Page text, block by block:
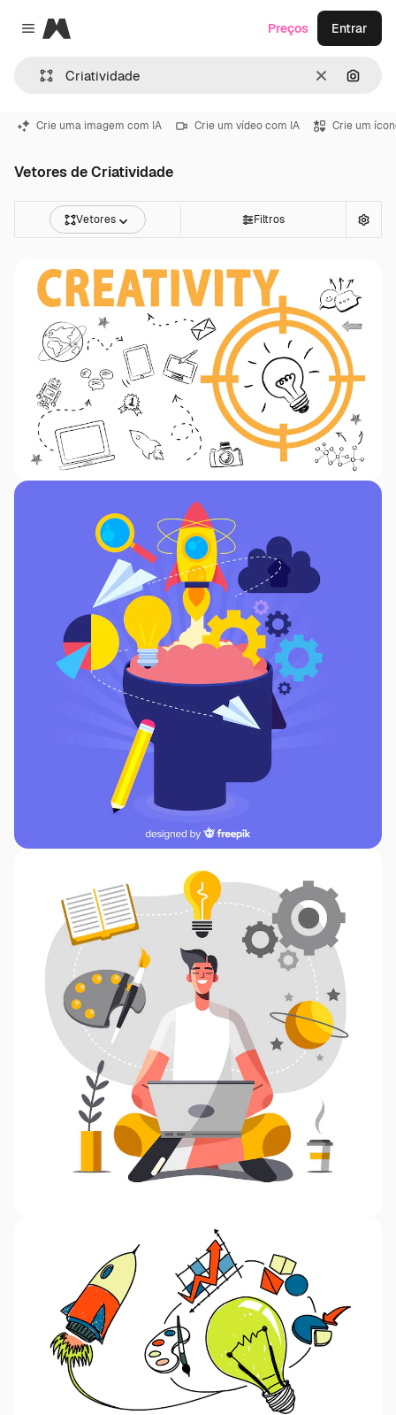
Close menu
Magnific
Limpar
Preços Entrar
Crie uma imagem com IA Crie um vídeo com IA Crie um
Vetores de Criatividade
Vetores Filtros